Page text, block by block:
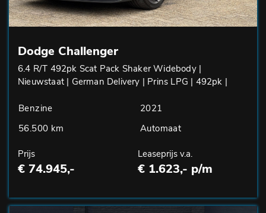
Dodge Challenger
6.4 R/T 492pk Scat Pack Shaker Widebody |
Nieuwstaat | German Delivery | Prins LPG | 492pk |
Benzine
2021
56.500 km
Automaat
Prijs
€ 74.945,-
Leaseprijs v.a.
€ 1.623,- p/m